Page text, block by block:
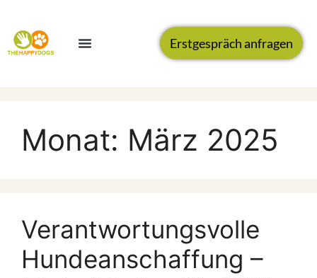
Erstgespräch anfragen
Monat: März 2025
Verantwortungsvolle
Hundeanschaffung –